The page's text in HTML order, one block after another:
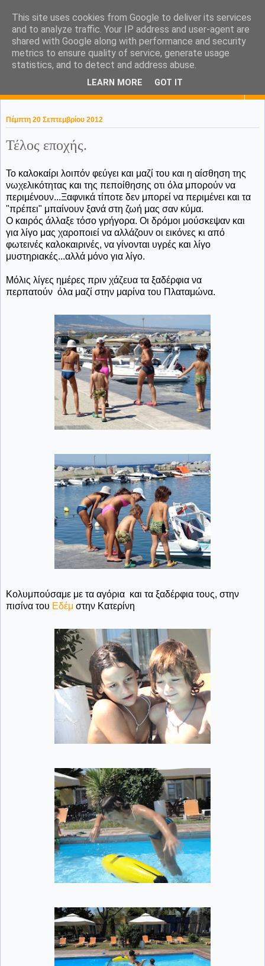
KaPa. Me without you...tea
without a biscuit!
Πέμπτη 20 Σεπτεμβρίου 2012
Τέλος εποχής.
Το καλοκαίρι λοιπόν φεύγει και μαζί του και η αίσθηση της
νωχελικότητας και της πεποίθησης οτι όλα μπορούν να
περιμένουν...Ξαφνικά τίποτε δεν μπορεί να περιμένει και τα
"πρέπει" μπαίνουν ξανά στη ζωή μας σαν κύμα.
Ο καιρός άλλαξε τόσο γρήγορα. Οι δρόμοι μούσκεψαν και
για λίγο μας χαροποιεί να αλλάζουν οι εικόνες κι από
φωτεινές καλοκαιρινές, να γίνονται υγρές και λίγο
μυστηριακές...αλλά μόνο για λίγο.
Μόλις λίγες ημέρες πριν χάζευα τα ξαδέρφια να
περπατούν όλα μαζί στην μαρίνα του Πλαταμώνα.
Κολυμπούσαμε με τα αγόρια και τα ξαδέρφια τους, στην
πισίνα του Εδέμ στην Κατερίνη
This site uses cookies from Google to deliver its services
and to analyze traffic. Your IP address and user-agent are
shared with Google along with performance and security
metrics to ensure quality of service, generate usage
statistics, and to detect and address abuse.
LEARN MORE GOT IT